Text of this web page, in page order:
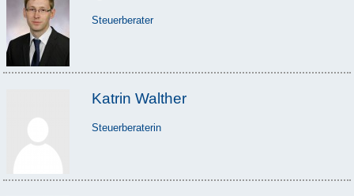
Steuerberater
Katrin Walther
Steuerberaterin